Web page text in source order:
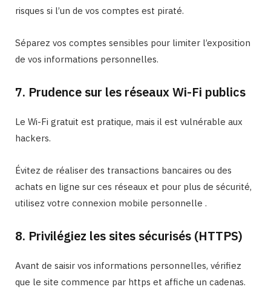
risques si l’un de vos comptes est piraté.
Séparez vos comptes sensibles pour limiter l’exposition
de vos informations personnelles.
7. Prudence sur les réseaux Wi-Fi publics
Le Wi-Fi gratuit est pratique, mais il est vulnérable aux
hackers.
Évitez de réaliser des transactions bancaires ou des
achats en ligne sur ces réseaux et pour plus de sécurité,
utilisez votre connexion mobile personnelle .
8. Privilégiez les sites sécurisés (HTTPS)
Avant de saisir vos informations personnelles, vérifiez
que le site commence par https et affiche un cadenas.